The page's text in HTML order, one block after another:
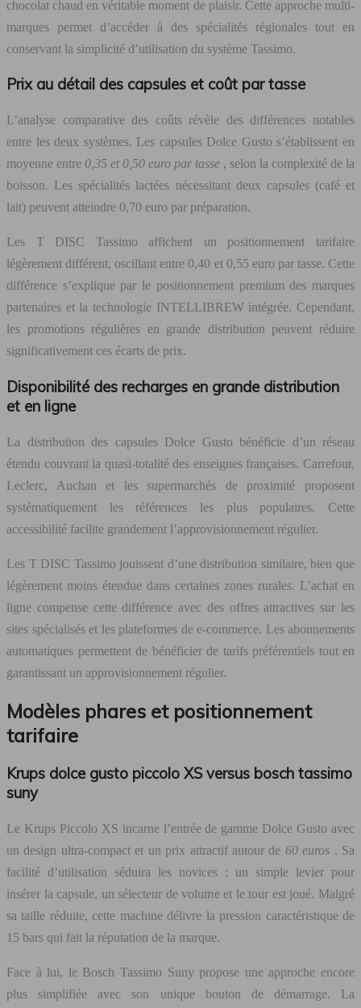
chocolat chaud en véritable moment de plaisir. Cette approche multi-
marques permet d’accéder à des spécialités régionales tout en
conservant la simplicité d’utilisation du système Tassimo.
Prix au détail des capsules et coût par tasse
L’analyse comparative des coûts révèle des différences notables
entre les deux systèmes. Les capsules Dolce Gusto s’établissent en
moyenne entre 0,35 et 0,50 euro par tasse , selon la complexité de la
boisson. Les spécialités lactées nécessitant deux capsules (café et
lait) peuvent atteindre 0,70 euro par préparation.
Les T DISC Tassimo affichent un positionnement tarifaire
légèrement différent, oscillant entre 0,40 et 0,55 euro par tasse. Cette
différence s’explique par le positionnement premium des marques
partenaires et la technologie INTELLIBREW intégrée. Cependant,
les promotions régulières en grande distribution peuvent réduire
significativement ces écarts de prix.
Disponibilité des recharges en grande distribution
et en ligne
La distribution des capsules Dolce Gusto bénéficie d’un réseau
étendu couvrant la quasi-totalité des enseignes françaises. Carrefour,
Leclerc, Auchan et les supermarchés de proximité proposent
systématiquement les références les plus populaires. Cette
accessibilité facilite grandement l’approvisionnement régulier.
Les T DISC Tassimo jouissent d’une distribution similaire, bien que
légèrement moins étendue dans certaines zones rurales. L’achat en
ligne compense cette différence avec des offres attractives sur les
sites spécialisés et les plateformes de e-commerce. Les abonnements
automatiques permettent de bénéficier de tarifs préférentiels tout en
garantissant un approvisionnement régulier.
Modèles phares et positionnement
tarifaire
Krups dolce gusto piccolo XS versus bosch tassimo
suny
Le Krups Piccolo XS incarne l’entrée de gamme Dolce Gusto avec
un design ultra-compact et un prix attractif autour de 60 euros . Sa
facilité d’utilisation séduira les novices : un simple levier pour
insérer la capsule, un sélecteur de volume et le tour est joué. Malgré
sa taille réduite, cette machine délivre la pression caractéristique de
15 bars qui fait la réputation de la marque.
Face à lui, le Bosch Tassimo Suny propose une approche encore
plus simplifiée avec son unique bouton de démarrage. La